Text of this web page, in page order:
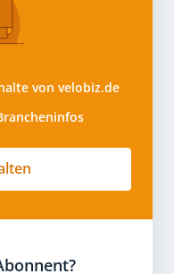
von velobiz.de